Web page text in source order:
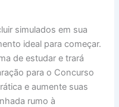
simulados em sua
ideal para começar.
de estudar e trará
para o Concurso
e aumente suas
rumo à